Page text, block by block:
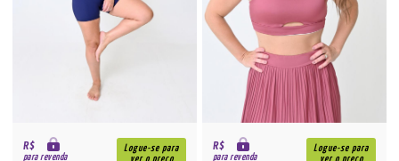
R$
para revenda
Logue-se para
ver o preço
R$
para revenda
Logue-se para
ver o preço